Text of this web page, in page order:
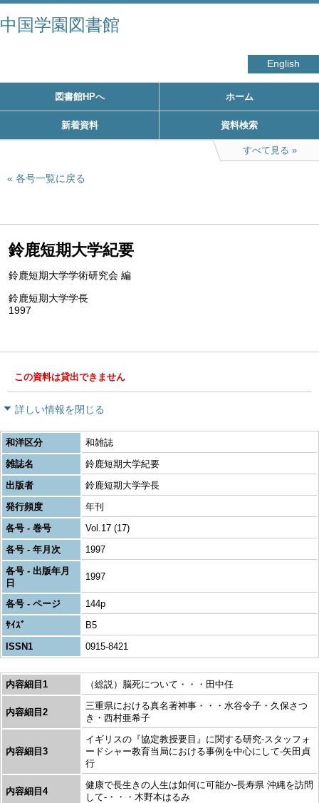
中国学園図書館
English
図書館HPへ ホーム
新着資料 資料検索
すべて見る
各号一覧に戻る
鈴鹿短期大学紀要
鈴鹿短期大学学術研究会 編
鈴鹿短期大学学長
1997
この資料は貸出できません
詳しい情報を閉じる
和洋区分
和雑誌
雑誌名
鈴鹿短期大学紀要
出版者
鈴鹿短期大学学長
発行頻度
年刊
各号 - 巻号
Vol.17 (17)
各号 - 年月次
1997
各号 - 出版年月
日
1997
各号 - ページ
144p
ｻｲｽﾞ
B5
ISSN1
0915-8421
内容細目1 （総説）脳死について・・・田中任
内容細目2
三重県における真名著神事・・・水谷令子・久保さつ
き・西村亜希子
内容細目3
イギリスの『協定教授要目』に関する研究-スタッフォ
ードシャー教育当局における事例を中心にして-矢田貞
行
内容細目4
健康で長生きの人生は如何に可能か-長寿県 沖縄を訪問
して-・・・木野本はるみ